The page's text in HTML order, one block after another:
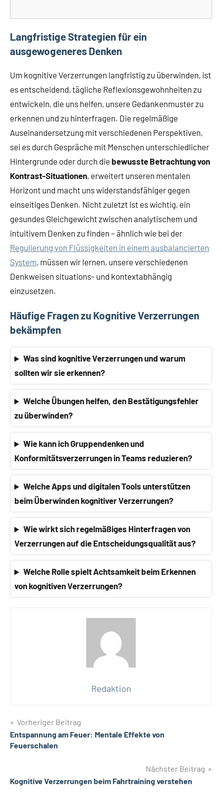
Langfristige Strategien für ein
ausgewogeneres Denken
Um kognitive Verzerrungen langfristig zu überwinden, ist
es entscheidend, tägliche Reflexionsgewohnheiten zu
entwickeln, die uns helfen, unsere Gedankenmuster zu
erkennen und zu hinterfragen. Die regelmäßige
Auseinandersetzung mit verschiedenen Perspektiven,
sei es durch Gespräche mit Menschen unterschiedlicher
Hintergrunde oder durch die bewusste Betrachtung von
Kontrast-Situationen, erweitert unseren mentalen
Horizont und macht uns widerstandsfähiger gegen
einseitiges Denken. Nicht zuletzt ist es wichtig, ein
gesundes Gleichgewicht zwischen analytischem und
intuitivem Denken zu finden – ähnlich wie bei der
Regulierung von Flüssigkeiten in einem ausbalancierten
System, müssen wir lernen, unsere verschiedenen
Denkweisen situations- und kontextabhängig
einzusetzen.
Häufige Fragen zu Kognitive Verzerrungen
bekämpfen
Was sind kognitive Verzerrungen und warum
sollten wir sie erkennen?
Welche Übungen helfen, den Bestätigungsfehler
zu überwinden?
Wie kann ich Gruppendenken und
Konformitätsverzerrungen in Teams reduzieren?
Welche Apps und digitalen Tools unterstützen
beim Überwinden kognitiver Verzerrungen?
Wie wirkt sich regelmäßiges Hinterfragen von
Verzerrungen auf die Entscheidungsqualität aus?
Welche Rolle spielt Achtsamkeit beim Erkennen
von kognitiven Verzerrungen?
Redaktion
Beitragsnavigation
Vorheriger Beitrag
Entspannung am Feuer: Mentale Effekte von
Feuerschalen
Nächster Beitrag
Kognitive Verzerrungen beim Fahrtraining verstehen